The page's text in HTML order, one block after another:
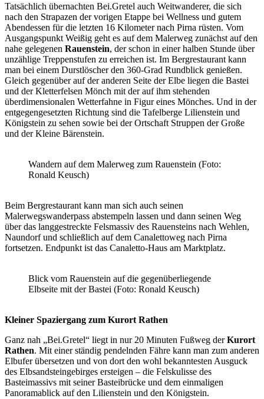
Tatsächlich übernachten Bei.Gretel auch Weitwanderer, die sich
nach den Strapazen der vorigen Etappe bei Wellness und gutem
Abendessen für die letzten 16 Kilometer nach Pirna rüsten. Vom
Ausgangspunkt Weißig geht es auf dem Malerweg zunächst auf den
nahe gelegenen Rauenstein, der schon in einer halben Stunde über
unzählige Treppenstufen zu erreichen ist. Im Bergrestaurant kann
man bei einem Durstlöscher den 360-Grad Rundblick genießen.
Gleich gegenüber auf der anderen Seite der Elbe liegen die Bastei
und der Kletterfelsen Mönch mit der auf ihm stehenden
überdimensionalen Wetterfahne in Figur eines Mönches. Und in der
entgegengesetzten Richtung sind die Tafelberge Lilienstein und
Königstein zu sehen sowie bei der Ortschaft Struppen der Große
und der Kleine Bärenstein.
Wandern auf dem Malerweg zum Rauenstein (Foto:
Ronald Keusch)
Beim Bergrestaurant kann man sich auch seinen
Malerwegswanderpass abstempeln lassen und dann seinen Weg
über das langgestreckte Felsmassiv des Rauensteins nach Wehlen,
Naundorf und schließlich auf dem Canalettoweg nach Pirna
fortsetzen. Endpunkt ist das Canaletto-Haus am Marktplatz.
Blick vom Rauenstein auf die gegenüberliegende
Elbseite mit der Bastei (Foto: Ronald Keusch)
Kleiner Spaziergang zum Kurort Rathen
Ganz nah „Bei.Gretel“ liegt in nur 20 Minuten Fußweg derKurort
Rathen. Mit einer ständig pendelnden Fähre kann man zum anderen
Elbufer übersetzen und von dort den wohl bekanntesten Ausguck
des Elbsandsteingebirges ersteigen – die Felskulisse des
Basteimassivs mit seiner Basteibrücke und dem einmaligen
Panoramablick auf den Lilienstein und den Königstein.